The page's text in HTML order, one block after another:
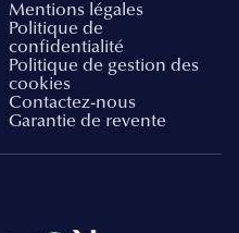
Mentions légales
Politique de
confidentialité
Politique de gestion des
cookies
Contactez-nous
Garantie de revente